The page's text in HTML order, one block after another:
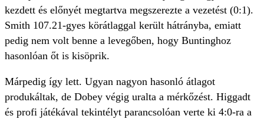
kezdett és előnyét megtartva megszerezte a vezetést (0:1).
Smith 107.21-gyes körátlaggal került hátrányba, emiatt
pedig nem volt benne a levegőben, hogy Buntinghoz
hasonlóan őt is kisöprik.
Márpedig így lett. Ugyan nagyon hasonló átlagot
produkáltak, de Dobey végig uralta a mérkőzést. Higgadt
és profi játékával tekintélyt parancsolóan verte ki 4:0-ra a